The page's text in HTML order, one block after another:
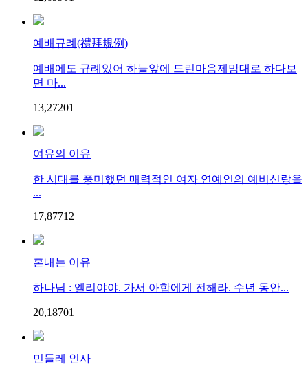
예배규례(禮拜規例)
예배에도 규례있어 하늘앞에 드린마음제맘대로 하다보
면 마...
13,27201
여유의 이유
한 시대를 풍미했던 매력적인 여자 연예인의 예비신랑을
...
17,87712
혼내는 이유
하나님 : 엘리야야. 가서 아합에게 전해라. 수년 동안...
20,18701
민들레 인사